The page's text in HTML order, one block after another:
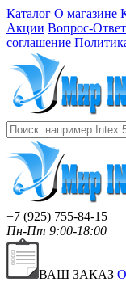
Каталог О магазине
Акции Вопрос-Ответ
соглашение
+7 (925) 755-84-15
Пн-Пт 9:00-18:00
ВАШ ЗАКАЗ